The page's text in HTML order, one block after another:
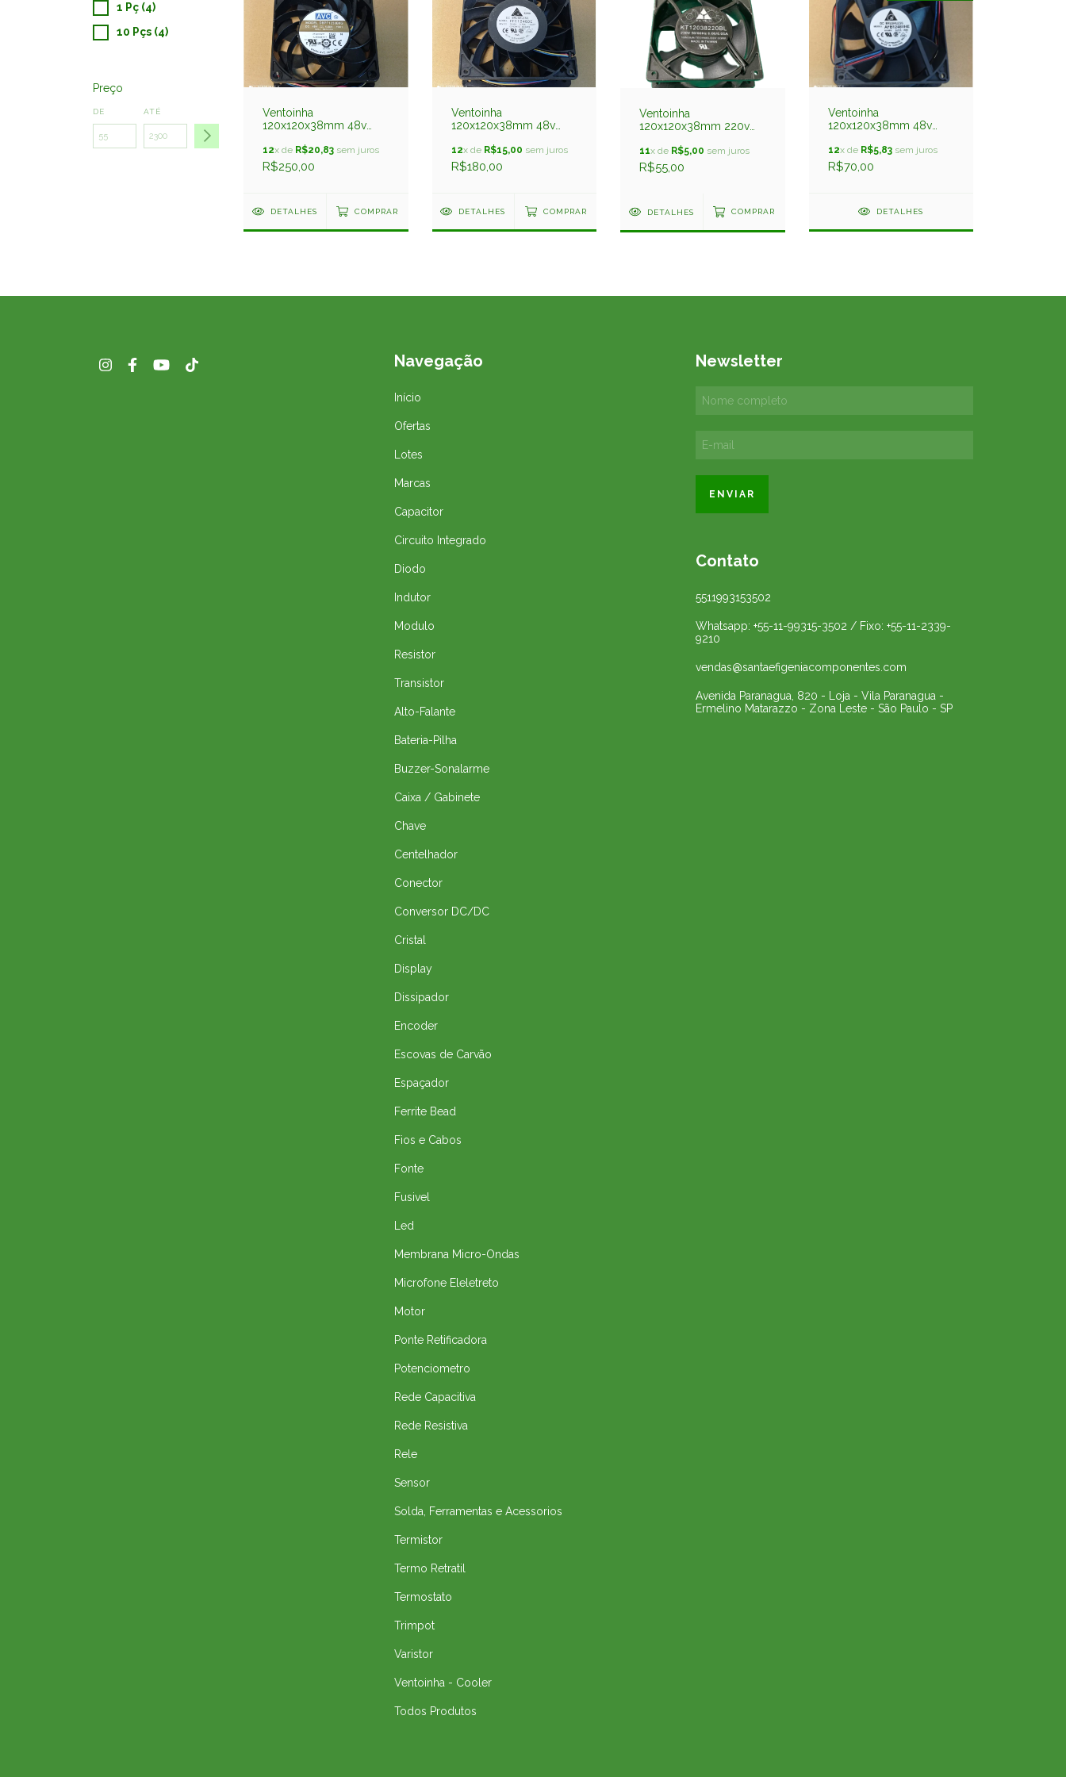
1 Pç (4)
10 Pçs (4)
Preço
DE ATÉ
Ventoinha
120x120x38mm 48v
Dbpf1238b8g
Rolamento Avc
12x de R$20,83 sem juros
R$250,00
DETALHES COMPRAR
Ventoinha
120x120x38mm 48v
Ffc1248de Rolamento
Delta Usado
12x de R$15,00 sem juros
R$180,00
DETALHES COMPRAR
Ventoinha
120x120x38mm 220v
Rolamento Y.s. Tech
11x de R$5,00 sem juros
R$55,00
DETALHES COMPRAR
Ventoinha
120x120x38mm 48v
Rolamento Delta
12x de R$5,83sem juros
R$70,00
DETALHES
Navegação
Início
Ofertas
Lotes
Marcas
Capacitor
Circuito Integrado
Diodo
Indutor
Modulo
Resistor
Transistor
Alto-Falante
Bateria-Pilha
Buzzer-Sonalarme
Caixa / Gabinete
Chave
Centelhador
Conector
Conversor DC/DC
Cristal
Display
Dissipador
Encoder
Escovas de Carvão
Espaçador
Ferrite Bead
Fios e Cabos
Fonte
Fusivel
Led
Membrana Micro-Ondas
Microfone Eleletreto
Motor
Ponte Retificadora
Potenciometro
Rede Capacitiva
Rede Resistiva
Rele
Sensor
Solda, Ferramentas e Acessorios
Termistor
Termo Retratil
Termostato
Trimpot
Varistor
Ventoinha - Cooler
Todos Produtos
Newsletter
Contato
5511993153502
Whatsapp: +55-11-99315-3502 / Fixo: +55-11-2339-
9210
vendas@santaefigeniacomponentes.com
Avenida Paranagua, 820 - Loja - Vila Paranagua -
Ermelino Matarazzo - Zona Leste - São Paulo - SP